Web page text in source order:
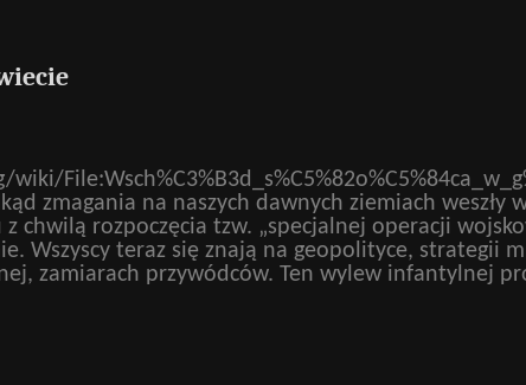
zmagania na naszych dawnych ziemiach weszły
chwilą rozpoczęcia tzw. „specjalnej operacji
Wszyscy teraz się znają na geopolityce, strategii
zamiarach przywódców. Ten wylew infantylnej